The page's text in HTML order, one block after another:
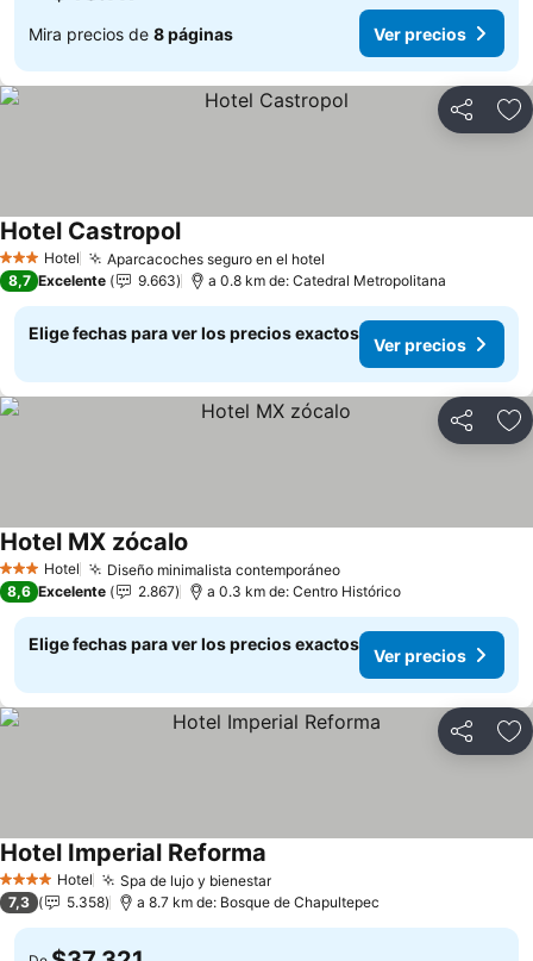
Mira precios de 8 páginas Ver precios
Compartir
3 Estrellas
Hotel Aparcacoches seguro en el hotel
Hotel Castropol
8,7 Excelente 9.663 a 0.8 km de: Catedral Metropolitana
Elige fechas para ver los precios exactos
Ver precios
Compartir
3 Estrellas
Hotel Diseño minimalista contemporáneo
Hotel MX zócalo
8,6 Excelente 2.867 a 0.3 km de: Centro Histórico
Elige fechas para ver los precios exactos
Ver precios
Compartir
4 EstrellasHotel Spa de lujo y bienestar
Hotel Imperial Reforma
7,3 5.358 a 8.7 km de: Bosque de Chapultepec